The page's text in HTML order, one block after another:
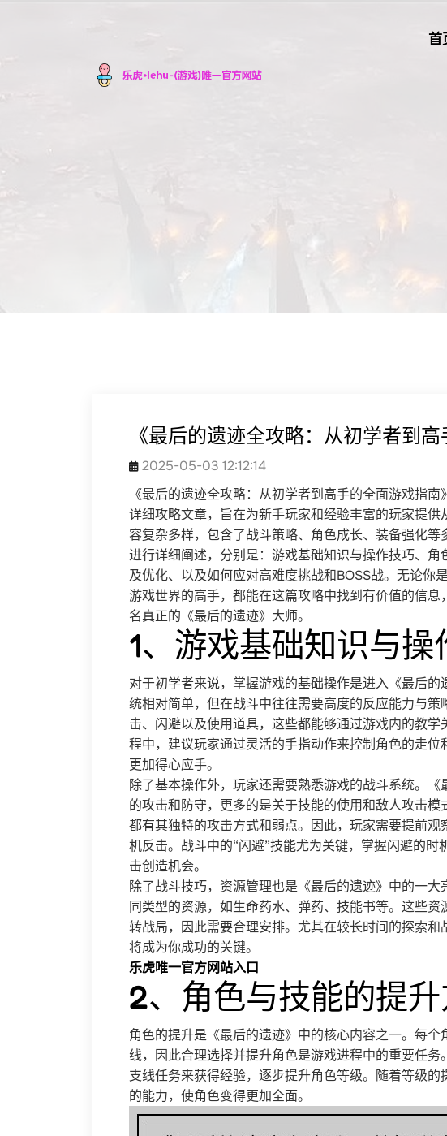
首
《最后的遗迹全攻略：从初学者到高
2025-05-03 12:12:14
《最后的遗迹全攻略：从初学者到高手的全面游戏指
详细攻略文章，旨在为新手玩家和经验丰富的玩家提
容复杂多样，包含了战斗策略、角色成长、装备强化
进行详细阐述，分别是：游戏基础知识与操作技巧、
及优化、以及如何应对高难度挑战和BOSS战。无论你
游戏世界的高手，都能在这篇攻略中找到有价值的信
名真正的《最后的遗迹》大师。
1、游戏基础知识与操
对于初学者来说，掌握游戏的基础操作是进入《最后
统相对简单，但在战斗中往往需要高度的反应能力与
击、闪避以及使用道具，这些都能够通过游戏内的教
程中，建议玩家通过灵活的手指动作来控制角色的走
更加得心应手。
除了基本操作外，玩家还需要熟悉游戏的战斗系统。
的攻击和防守，更多的是关于技能的使用和敌人攻击
都有其独特的攻击方式和弱点。因此，玩家需要提前
机反击。战斗中的“闪避”技能尤为关键，掌握闪避的时
击创造机会。
除了战斗技巧，资源管理也是《最后的遗迹》中的一
同类型的资源，如生命药水、弹药、技能书等。这些
转战局，因此需要合理安排。尤其在较长时间的探索
将成为你成功的关键。
乐虎唯一官方网站入口
2、角色与技能的提
角色的提升是《最后的遗迹》中的核心内容之一。每
线，因此合理选择并提升角色是游戏进程中的重要任
支线任务来获得经验，逐步提升角色等级。随着等级
的能力，使角色变得更加全面。